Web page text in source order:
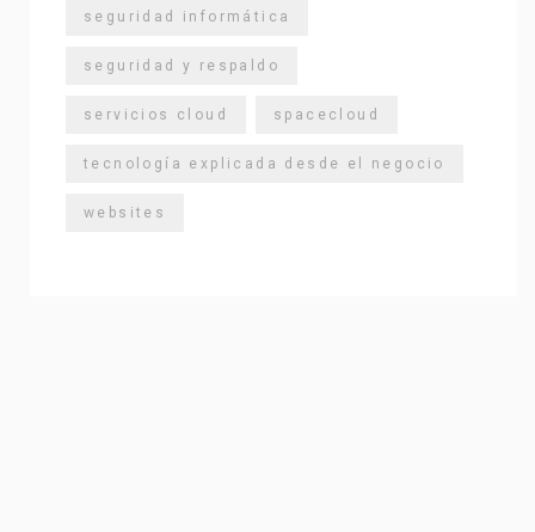
seguridad informática
seguridad y respaldo
servicios cloud spacecloud
tecnología explicada desde el negocio
websites